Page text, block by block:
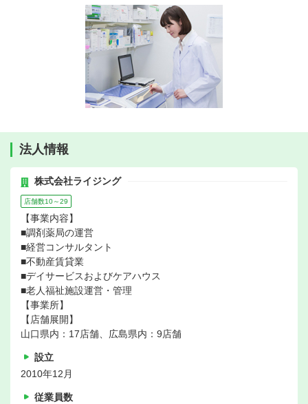
法人情報
株式会社ライジング
店舗数10～29
【事業内容】
■調剤薬局の運営
■経営コンサルタント
■不動産賃貸業
■デイサービスおよびケアハウス
■老人福祉施設運営・管理
【事業所】
【店舗展開】
山口県内：17店舗、広島県内：9店舗
設立
2010年12月
従業員数